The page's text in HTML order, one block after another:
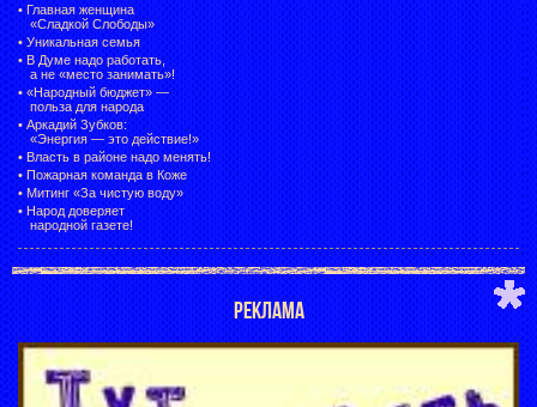
• Главная женщина
«Сладкой Слободы»
• Уникальная семья
• В Думе надо работать,
а не «место занимать»!
• «Народный бюджет» —
польза для народа
• Аркадий Зубков:
«Энергия — это действие!»
• Власть в районе надо менять!
• Пожарная команда в Коже
• Митинг «За чистую воду»
• Народ доверяет
народной газете!
РЕКЛАМА